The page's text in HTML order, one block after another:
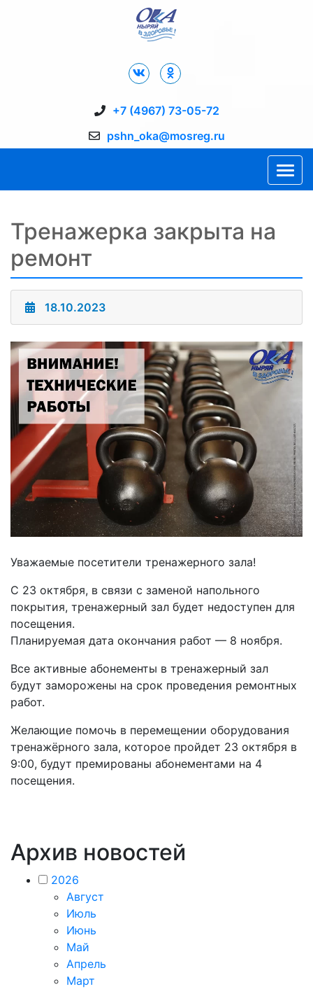
+7 (4967) 73-05-72
pshn_oka@mosreg.ru
Тренажерка закрыта на
ремонт
18.10.2023
Уважаемые посетители тренажерного зала!
С 23 октября, в связи с заменой напольного
покрытия, тренажерный зал будет недоступен для
посещения.
Планируемая дата окончания работ — 8 ноября.
Все активные абонементы в тренажерный зал
будут заморожены на срок проведения ремонтных
работ.
Желающие помочь в перемещении оборудования
тренажёрного зала, которое пройдет 23 октября в
9:00, будут премированы абонементами на 4
посещения.
Архив новостей
2026
Август
Июль
Июнь
Май
Апрель
Март